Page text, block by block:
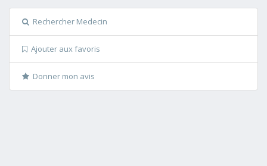
Rechercher Medecin
Ajouter aux favoris
Donner mon avis